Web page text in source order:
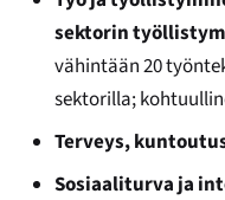
sektorin
vähintään 20
sektorilla;
Terveys,
Sosiaaliturva ja